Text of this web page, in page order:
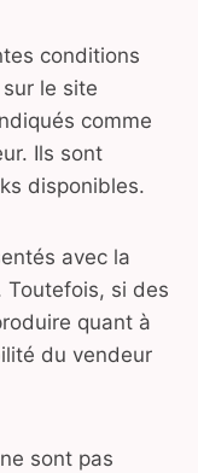
conditions
le site
comme
Ils sont
disponibles.
avec la
Toutefois, si des
quant à
du vendeur
sont pas